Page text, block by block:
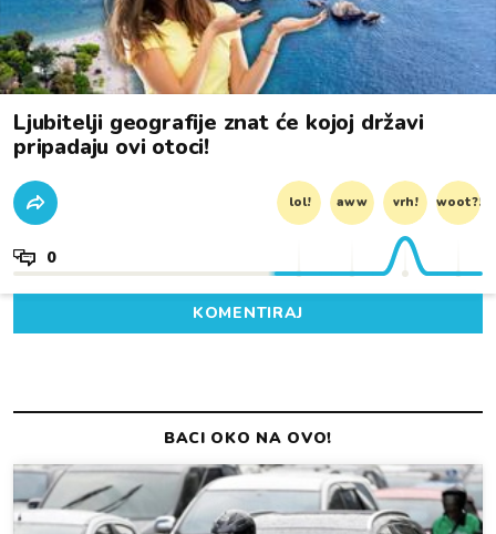
Ljubitelji geografije znat će kojoj državi
pripadaju ovi otoci!
lol! aww vrh! woot?!
0
KOMENTIRAJ